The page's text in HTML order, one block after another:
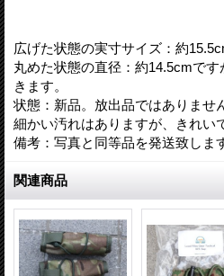
広げた状態の実寸サイズ：約
丸めた状態の直径：約14.5cmで
きます。
状態：新品。放出品ではありませ
細かい汚れはありますが、きれい
備考：写真と同等品を発送致しま
関連商品